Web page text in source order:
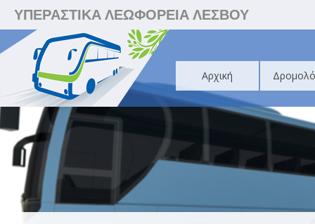
ΥΠΕΡΑΣΤΙΚΑ ΛΕΩΦΟΡΕΙΑ ΛΕΣΒΟΥ
Αρχική